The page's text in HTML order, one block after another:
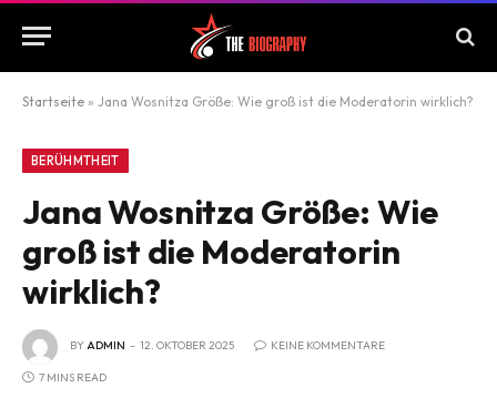
Startseite » Jana Wosnitza Größe: Wie groß ist die Moderatorin wirklich?
BERÜHMTHEIT
Jana Wosnitza Größe: Wie
groß ist die Moderatorin
wirklich?
BYADMIN 12. OKTOBER 2025 KEINE KOMMENTARE
7 MINS READ